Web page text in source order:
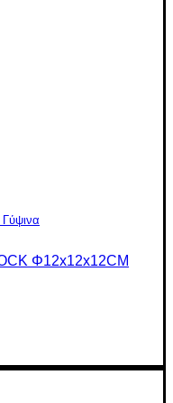
Γύψινα
Φ12x12x12CM